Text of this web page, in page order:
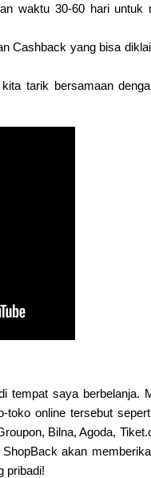
waktu 30-60 hari untuk
Cashback yang bisa
tarik bersamaan
tempat saya berbelanja.
online tersebut
Bilna, Agoda,
akan
pribadi!